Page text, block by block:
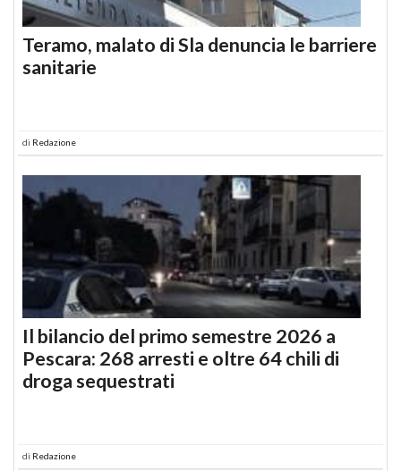
Teramo, malato di Sla denuncia le barriere
sanitarie
di Redazione
Il bilancio del primo semestre 2026 a
Pescara: 268 arresti e oltre 64 chili di
droga sequestrati
di Redazione